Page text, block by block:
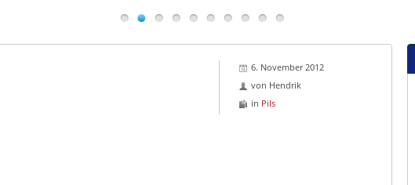
6. November 2012
von Hendrik
in Pils